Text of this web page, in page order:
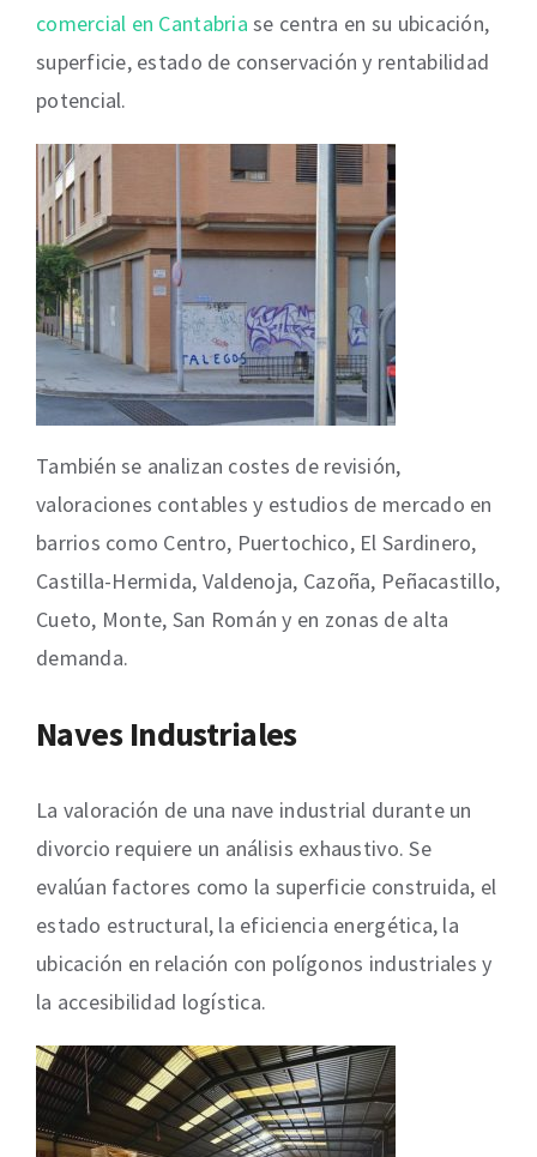
comercial en Cantabria se centra en su ubicación,
superficie, estado de conservación y rentabilidad
potencial.
También se analizan costes de revisión,
valoraciones contables y estudios de mercado en
barrios como Centro, Puertochico, El Sardinero,
Castilla-Hermida, Valdenoja, Cazoña, Peñacastillo,
Cueto, Monte, San Román y en zonas de alta
demanda.
Naves Industriales
La valoración de una nave industrial durante un
divorcio requiere un análisis exhaustivo. Se
evalúan factores como la superficie construida, el
estado estructural, la eficiencia energética, la
ubicación en relación con polígonos industriales y
la accesibilidad logística.